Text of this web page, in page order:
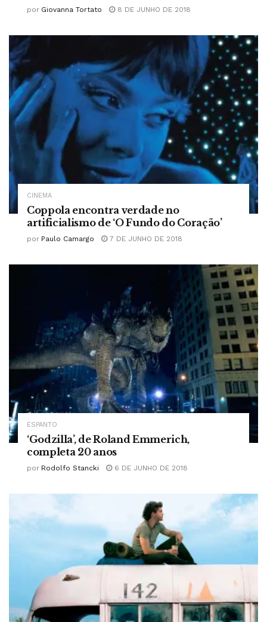
por Giovanna Tortato 8 DE JUNHO DE 2018
CINEMA
Coppola encontra verdade no
artificialismo de ‘O Fundo do Coração’
por Paulo Camargo 7 DE JUNHO DE 2018
ESPANTO
‘Godzilla’, de Roland Emmerich,
completa 20 anos
por Rodolfo Stancki 6 DE JUNHO DE 2018